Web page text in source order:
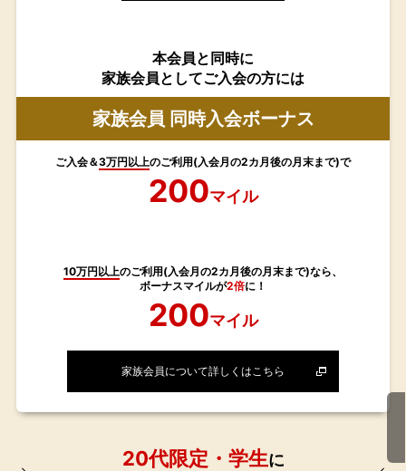
本会員と同時に
家族会員としてご入会の方には
家族会員 同時入会ボーナス
ご入会＆3万円以上のご利用(入会月の2カ月後の月末まで)で
200マイル
10万円以上のご利用(入会月の2カ月後の月末まで)なら、
ボーナスマイルが2倍に！
200マイル
家族会員について詳しくはこちら
20代限定・学生に